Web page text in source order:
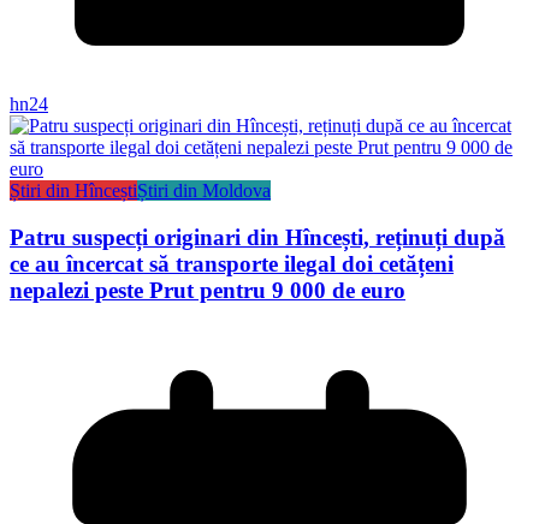
hn24
Știri din HînceștiȘtiri din Moldova
Patru suspecți originari din Hîncești, reținuți după
ce au încercat să transporte ilegal doi cetățeni
nepalezi peste Prut pentru 9 000 de euro